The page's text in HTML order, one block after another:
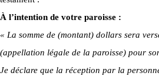
À l’intention de votre paroisse :
« La somme de (montant) dollars sera
(appellation légale de la paroisse) pour
Je déclare que la réception par la